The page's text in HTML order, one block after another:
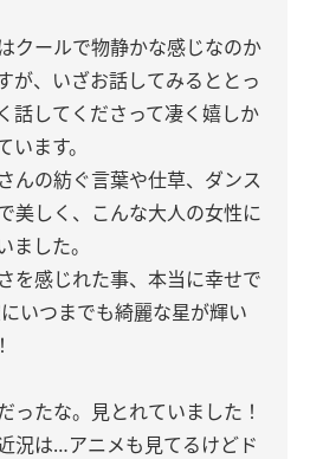
クールで物静かな感じなのか
が、いざお話してみるととっ
話してくださって凄く嬉しか
ます。
んの紡ぐ言葉や仕草、ダンス
美しく、こんな大人の女性に
ました。
を感じれた事、本当に幸せで
いつまでも綺麗な星が輝い
ったな。見とれていました！
況は…アニメも見てるけどド